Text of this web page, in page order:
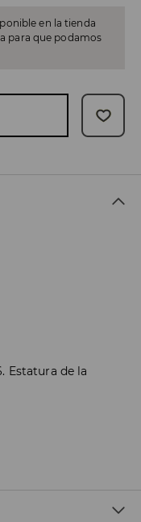
en la tienda
para que podamos
Estatura de la